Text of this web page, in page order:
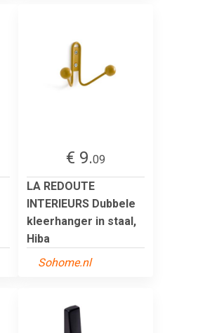
€ 9.09
LA REDOUTE
INTERIEURS Dubbele
kleerhanger in staal,
Hiba
Sohome.nl